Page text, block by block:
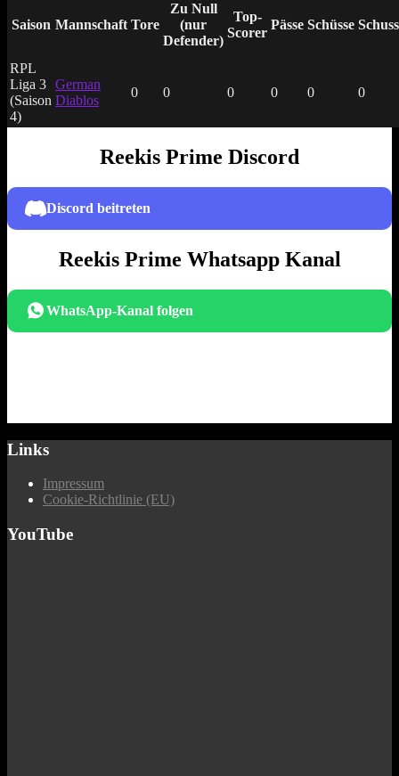
Saison Mannschaft Tore
Zu Null
(nur
Defender)
Top-
Scorer
Pässe Schüsse
RPL
Liga 3
(Saison
4)
German
Diablos
0 0 0 0 0 0
Reekis Prime Discord
Discord beitreten
Reekis Prime Whatsapp Kanal
WhatsApp-Kanal folgen
Links
Impressum
Cookie-Richtlinie (EU)
YouTube